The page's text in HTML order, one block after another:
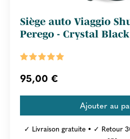
Siège auto Viaggio
Perego - Crystal Black
95,00 €
✓ Livraison gratuite • ✓ Retour